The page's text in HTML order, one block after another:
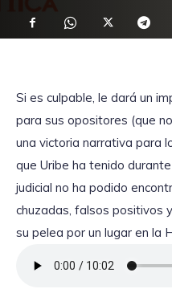
Si es culpable, le dará un
para sus opositores (que
una victoria narrativa para
que Uribe ha tenido
judicial no ha podido
chuzadas, falsos positivos
su pelea por un lugar en la